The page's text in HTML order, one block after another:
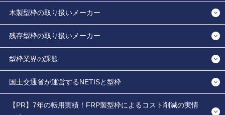
木製型枠の取り扱いメーカー
残存型枠の取り扱いメーカー
型枠業界の課題
国土交通省が運営するNETISと型枠
【PR】7年の転用実績！FRP製型枠によるコスト削減の実情